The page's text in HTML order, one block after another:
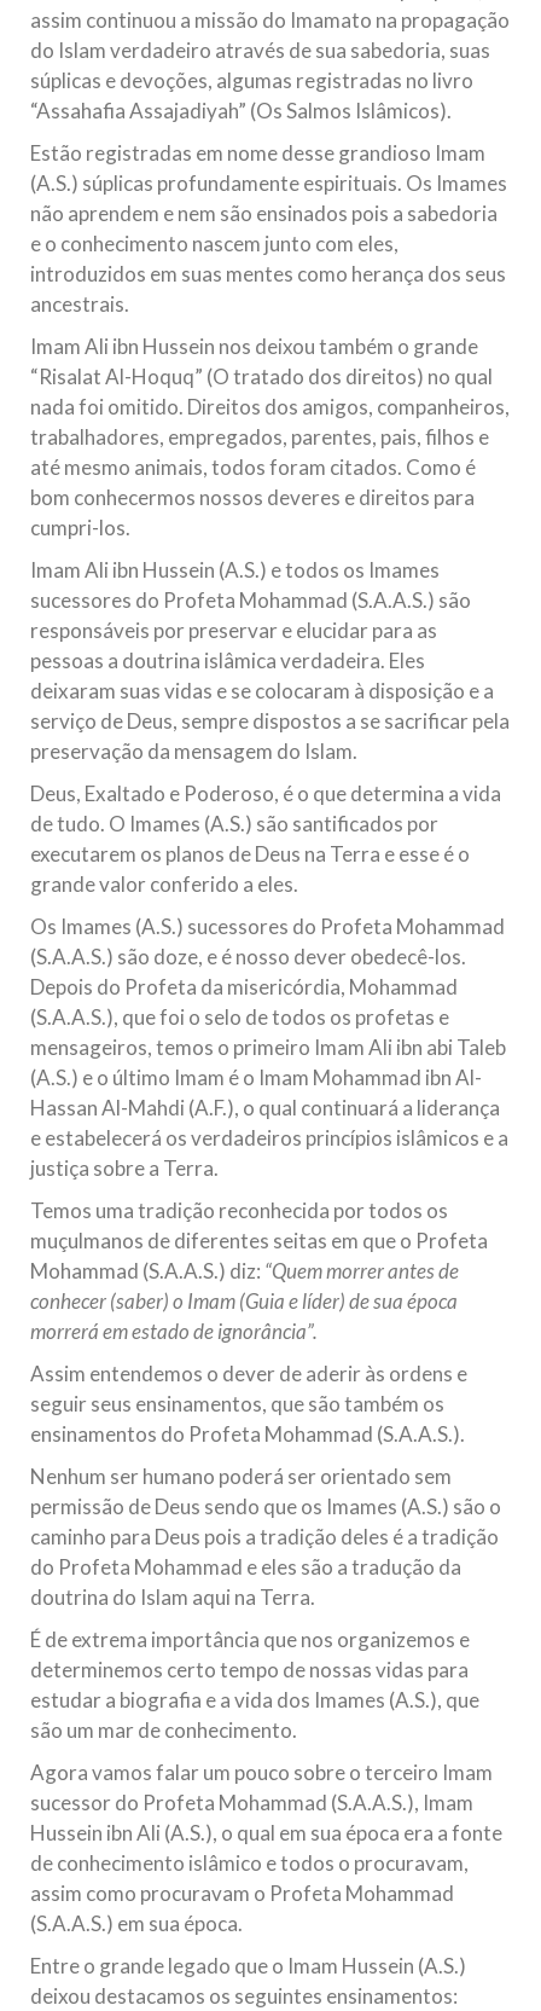
assim continuou a missão do Imamato na propagação
do Islam verdadeiro através de sua sabedoria, suas
súplicas e devoções, algumas registradas no livro
“Assahafia Assajadiyah” (Os Salmos Islâmicos).
Estão registradas em nome desse grandioso Imam
(A.S.) súplicas profundamente espirituais. Os Imames
não aprendem e nem são ensinados pois a sabedoria
e o conhecimento nascem junto com eles,
introduzidos em suas mentes como herança dos seus
ancestrais.
Imam Ali ibn Hussein nos deixou também o grande
“Risalat Al-Hoquq” (O tratado dos direitos) no qual
nada foi omitido. Direitos dos amigos, companheiros,
trabalhadores, empregados, parentes, pais, filhos e
até mesmo animais, todos foram citados. Como é
bom conhecermos nossos deveres e direitos para
cumpri-los.
Imam Ali ibn Hussein (A.S.) e todos os Imames
sucessores do Profeta Mohammad (S.A.A.S.) são
responsáveis por preservar e elucidar para as
pessoas a doutrina islâmica verdadeira. Eles
deixaram suas vidas e se colocaram à disposição e a
serviço de Deus, sempre dispostos a se sacrificar pela
preservação da mensagem do Islam.
Deus, Exaltado e Poderoso, é o que determina a vida
de tudo. O Imames (A.S.) são santificados por
executarem os planos de Deus na Terra e esse é o
grande valor conferido a eles.
Os Imames (A.S.) sucessores do Profeta Mohammad
(S.A.A.S.) são doze, e é nosso dever obedecê-los.
Depois do Profeta da misericórdia, Mohammad
(S.A.A.S.), que foi o selo de todos os profetas e
mensageiros, temos o primeiro Imam Ali ibn abi Taleb
(A.S.) e o último Imam é o Imam Mohammad ibn Al-
Hassan Al-Mahdi (A.F.), o qual continuará a liderança
e estabelecerá os verdadeiros princípios islâmicos e a
justiça sobre a Terra.
Temos uma tradição reconhecida por todos os
muçulmanos de diferentes seitas em que o Profeta
Mohammad (S.A.A.S.) diz: “Quem morrer antes de
conhecer (saber) o Imam (Guia e líder) de sua época
morrerá em estado de ignorância”.
Assim entendemos o dever de aderir às ordens e
seguir seus ensinamentos, que são também os
ensinamentos do Profeta Mohammad (S.A.A.S.).
Nenhum ser humano poderá ser orientado sem
permissão de Deus sendo que os Imames (A.S.) são o
caminho para Deus pois a tradição deles é a tradição
do Profeta Mohammad e eles são a tradução da
doutrina do Islam aqui na Terra.
É de extrema importância que nos organizemos e
determinemos certo tempo de nossas vidas para
estudar a biografia e a vida dos Imames (A.S.), que
são um mar de conhecimento.
Agora vamos falar um pouco sobre o terceiro Imam
sucessor do Profeta Mohammad (S.A.A.S.), Imam
Hussein ibn Ali (A.S.), o qual em sua época era a fonte
de conhecimento islâmico e todos o procuravam,
assim como procuravam o Profeta Mohammad
(S.A.A.S.) em sua época.
Entre o grande legado que o Imam Hussein (A.S.)
deixou destacamos os seguintes ensinamentos: